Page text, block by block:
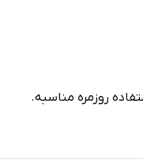
روزمره مناسبه.